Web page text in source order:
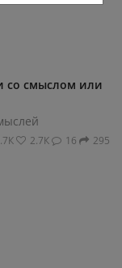
со смыслом или
2.7К 16 295